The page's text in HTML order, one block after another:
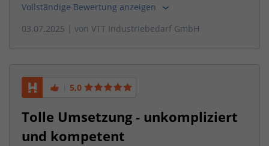
Vollständige Bewertung anzeigen
03.07.2025 | von VTT Industriebedarf GmbH
5,0
Tolle Umsetzung - unkompliziert
und kompetent